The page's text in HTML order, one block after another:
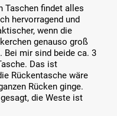
Taschen findet alles
hervorragend und
wenn die
genauso groß
Bei mir sind beide ca. 3
Das ist
Rückentasche wäre
Rücken ginge.
die Weste ist